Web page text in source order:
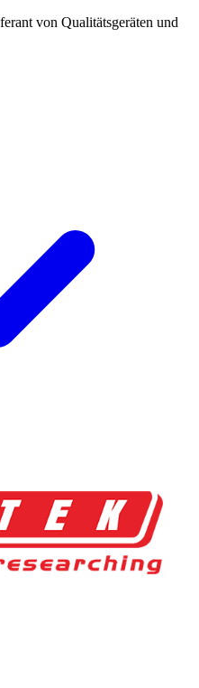
von Qualitätsgeräten und